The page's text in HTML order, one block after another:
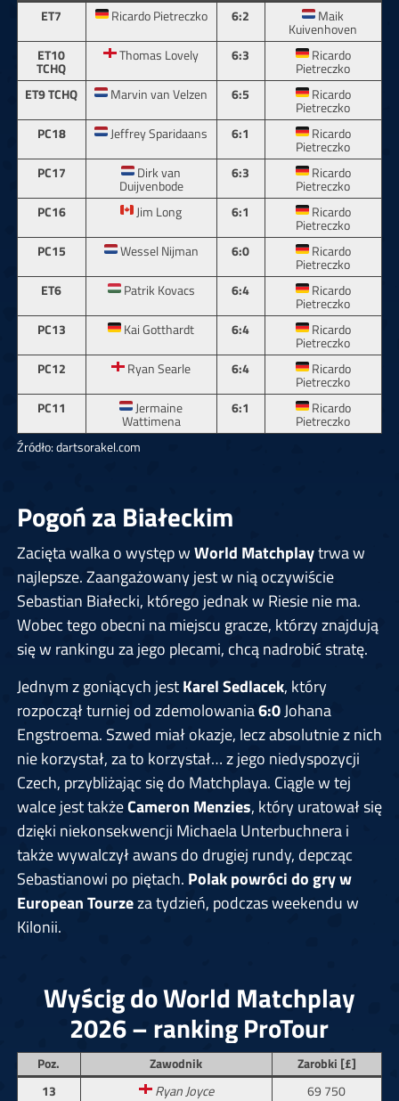
ET7
Ricardo Pietreczko 6:2 Maik
Kuivenhoven
ET10
TCHQ
Thomas Lovely 6:3 Ricardo
Pietreczko
ET9 TCHQ
Marvin van Velzen 6:5 Ricardo
Pietreczko
PC18
Jeffrey Sparidaans 6:1 Ricardo
Pietreczko
PC17
Dirk van
Duijvenbode
6:3 Ricardo
Pietreczko
PC16
Jim Long 6:1 Ricardo
Pietreczko
PC15
Wessel Nijman 6:0 Ricardo
Pietreczko
ET6
Patrik Kovacs 6:4 Ricardo
Pietreczko
PC13
Kai Gotthardt 6:4 Ricardo
Pietreczko
PC12
Ryan Searle 6:4 Ricardo
Pietreczko
PC11
Jermaine
Wattimena
6:1 Ricardo
Pietreczko
Źródło: dartsorakel.com
Pogoń za Białeckim
Zacięta walka o występ wWorld Matchplaytrwa w
najlepsze. Zaangażowany jest w nią oczywiście
Sebastian Białecki, którego jednak w Riesie nie ma.
Wobec tego obecni na miejscu gracze, którzy znajdują
się w rankingu za jego plecami, chcą nadrobić stratę.
Jednym z goniących jestKarel Sedlacek, który
rozpoczął turniej od zdemolowania6:0Johana
Engstroema. Szwed miał okazje, lecz absolutnie z nich
nie korzystał, za to korzystał… z jego niedyspozycji
Czech, przybliżając się do Matchplaya. Ciągle w tej
walce jest takżeCameron Menzies, który uratował się
dzięki niekonsekwencji Michaela Unterbuchnera i
także wywalczył awans do drugiej rundy, depcząc
Sebastianowi po piętach. Polak powróci do gry w
European Tourzeza tydzień, podczas weekendu w
Kilonii.
Wyścig do World Matchplay
2026 – ranking ProTour
Poz. Zawodnik
Zarobki [£]
13
Ryan Joyce 69 750